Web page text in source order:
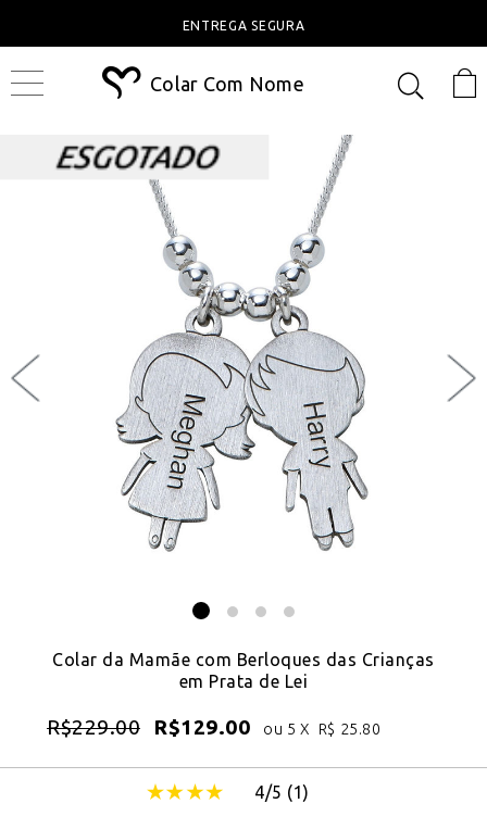
ENTREGA SEGURA
Colar Com Nome
Colar da Mamãe com Berloques das Crianças
em Prata de Lei
R$229.00 R$129.00 ou 5 X R$ 25.80
4/5 (1)